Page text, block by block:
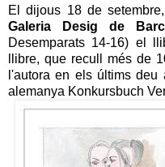
El dijous 18 de
Galeria Desig de
Desemparats 14-16) el
llibre, que recull més de
l'autora en els últims deu
alemanya Konkursbuch